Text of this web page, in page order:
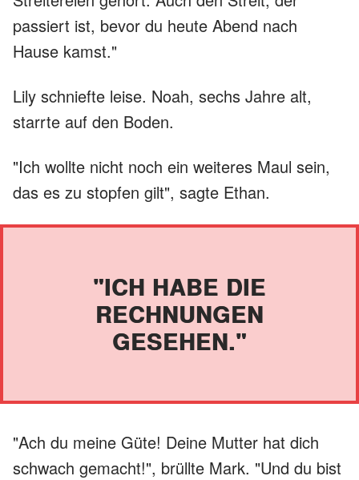
passiert ist, bevor du heute Abend nach
Hause kamst."
Lily schniefte leise. Noah, sechs Jahre alt,
starrte auf den Boden.
"Ich wollte nicht noch ein weiteres Maul sein,
das es zu stopfen gilt", sagte Ethan.
"ICH HABE DIE
RECHNUNGEN
GESEHEN."
"Ach du meine Güte! Deine Mutter hat dich
schwach gemacht!", brüllte Mark. "Und du bist